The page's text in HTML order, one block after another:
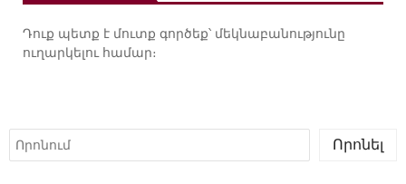
Դուք պետք է մուտք գործեք՝ մեկնաբանությունը
ուղարկելու համար։
Որոնել
Որոնել